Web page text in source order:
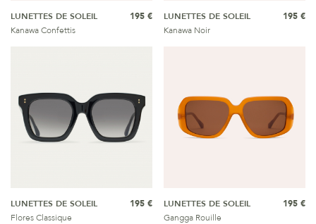
LUNETTES DE SOLEIL
Kanawa Confettis
195 €
LUNETTES DE SOLEIL
Kanawa Noir
195 €
LUNETTES DE SOLEIL
Flores Classique
195 €
LUNETTES DE SOLEIL
Gangga Rouille
195 €